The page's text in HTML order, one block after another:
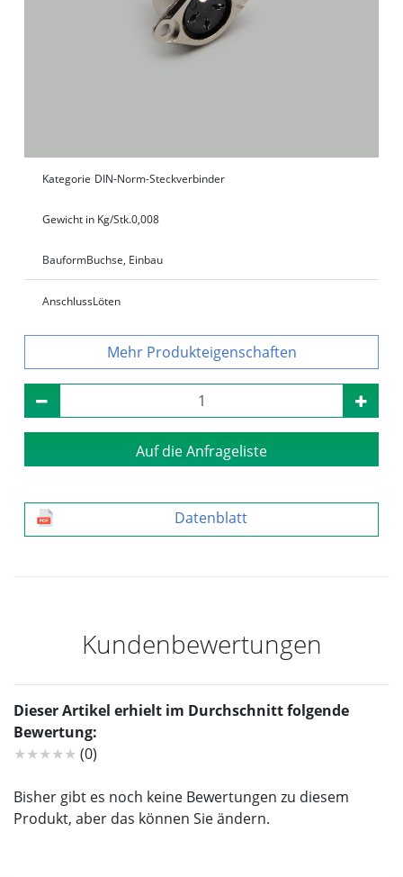
Kategorie DIN-Norm-Steckverbinder
Gewicht in Kg/Stk.0,008
BauformBuchse, Einbau
AnschlussLöten
Produkteigenschaften
Auf die Anfrageliste
Datenblatt
Kundenbewertungen
Dieser Artikel erhielt im Durchschnitt folgende
Bewertung:
★★★★★ (0)
Bisher gibt es noch keine Bewertungen zu diesem
Produkt, aber das können Sie ändern.